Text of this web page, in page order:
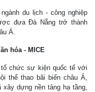
du lịch - công nghiệp
đưa Đà Nẵng trở thành
Á.
hóa - MICE
chức sự kiện quốc tế với
thể thao bãi biển châu Á,
dựng nền tảng hạ tầng,